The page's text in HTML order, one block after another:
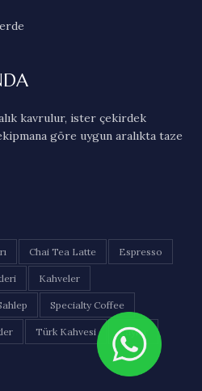
kavrulur, ister çekirdek
göre uygun aralıkta taze
Chai Tea Latte Espresso
Kahveler
Specialty Coffee
Türk Kahvesi Çaylar